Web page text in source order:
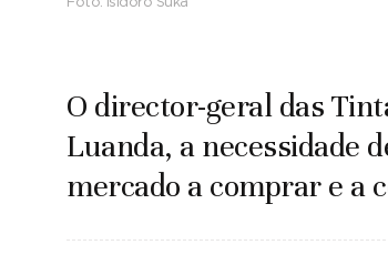
Foto: Isidoro Suka
O director-geral das
Luanda, a necessidade
mercado a comprar e a